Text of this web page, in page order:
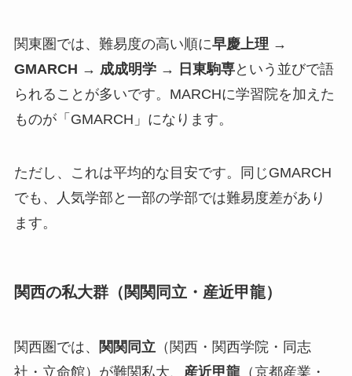
関東圏では、難易度の高い順に早慶上理 →
GMARCH → 成成明学 → 日東駒専という並びで語
られることが多いです。MARCHに学習院を加えた
ものが「GMARCH」になります。
ただし、これは平均的な目安です。同じGMARCH
でも、人気学部と一部の学部では難易度差があり
ます。
関西の私大群（関関同立・産近甲龍）
関西圏では、 関関同立 （関西・関西学院・同志
社・立命館）が難関私大、 産近甲龍 （京都産業・